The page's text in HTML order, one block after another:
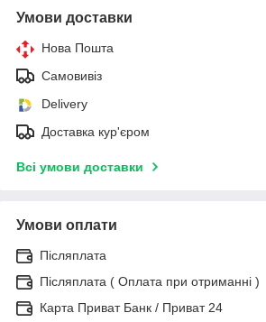
Умови доставки
Нова Пошта
Самовивіз
Delivery
Доставка кур'єром
Всі умови доставки
Умови оплати
Післяплата
Післяплата ( Оплата при отриманні )
Карта Приват Банк / Приват 24